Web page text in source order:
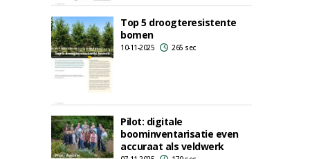
Top 5 droogteresistente
bomen
10-11-2025 265 sec
Pilot: digitale
boominventarisatie even
accuraat als veldwerk